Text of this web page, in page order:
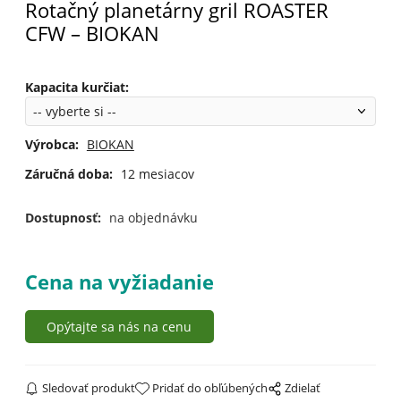
Rotačný planetárny gril ROASTER
CFW – BIOKAN
Kapacita kurčiat:
Výrobca: BIOKAN
Záručná doba: 12 mesiacov
Dostupnosť: na objednávku
Cena na vyžiadanie
Opýtajte sa nás na cenu
Sledovať produkt Pridať do obľúbených Zdielať